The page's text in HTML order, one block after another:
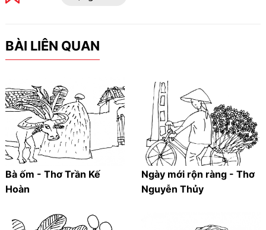
BÀI LIÊN QUAN
Bà ốm - Thơ Trần Kế
Hoàn
Ngày mới rộn ràng - Thơ
Nguyễn Thủy